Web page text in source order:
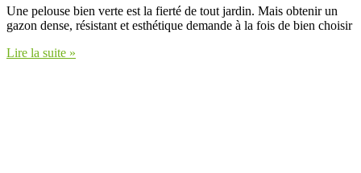
Une pelouse bien verte est la fierté de tout jardin. Mais obtenir un
gazon dense, résistant et esthétique demande à la fois de bien choisir
Lire la suite »